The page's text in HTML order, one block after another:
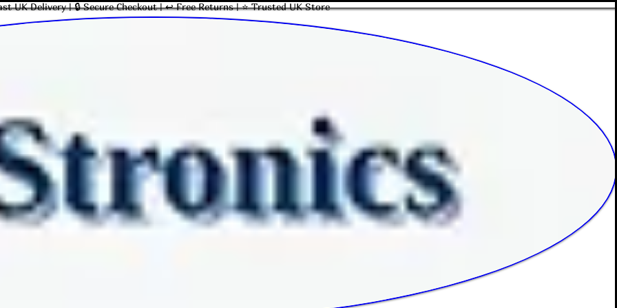
UK Delivery | 🔒 Secure Checkout | ↩ Free Returns | ⭐ Trusted UK Store